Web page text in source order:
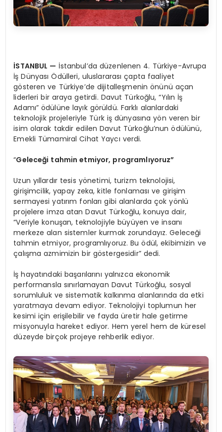
İSTANBUL — İstanbul’da düzenlenen 4. Türkiye-Avrupa
İş Dünyası Ödülleri, uluslararası çapta faaliyet
gösteren ve Türkiye’de dijitalleşmenin önünü açan
liderleri bir araya getirdi. Davut Türkoğlu, “Yılın İş
Adamı” ödülüne layık görüldü. Farklı alanlardaki
teknolojik projeleriyle Türk iş dünyasına yön veren bir
isim olarak takdir edilen Davut Türkoğlu’nun ödülünü,
Emekli Tümamiral Cihat Yaycı verdi.
“Geleceği tahmin etmiyor, programlıyoruz”
Uzun yıllardır tesis yönetimi, turizm teknolojisi,
girişimcilik, yapay zeka, kitle fonlaması ve girişim
sermayesi yatırım fonları gibi alanlarda çok yönlü
projelere imza atan Davut Türkoğlu, konuya dair,
“Veriyle konuşan, teknolojiyle büyüyen ve insanı
merkeze alan sistemler kurmak zorundayız. Geleceği
tahmin etmiyor, programlıyoruz. Bu ödül, ekibimizin ve
çalışma azmimizin bir göstergesidir” dedi.
İş hayatındaki başarılarını yalnızca ekonomik
performansla sınırlamayan Davut Türkoğlu, sosyal
sorumluluk ve sistematik kalkınma alanlarında da etki
yaratmaya devam ediyor. Teknolojiyi toplumun her
kesimi için erişilebilir ve fayda üretir hale getirme
misyonuyla hareket ediyor. Hem yerel hem de küresel
düzeyde birçok projeye rehberlik ediyor.